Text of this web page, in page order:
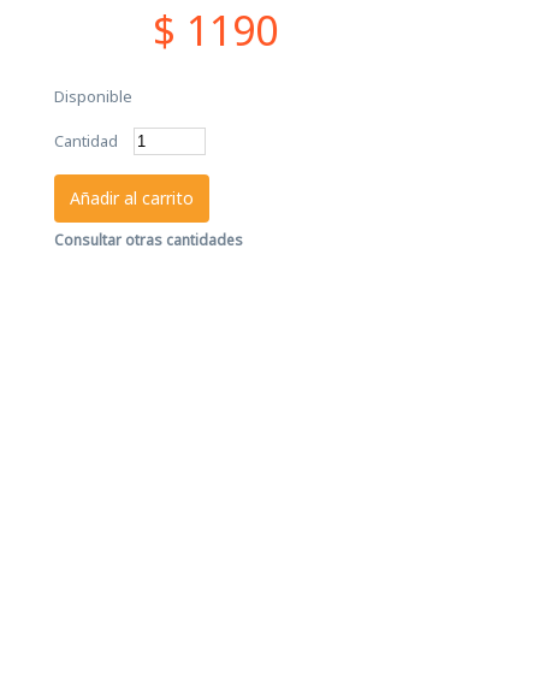
$ 1190
Disponible
Cantidad
Añadir al carrito
Consultar otras cantidades